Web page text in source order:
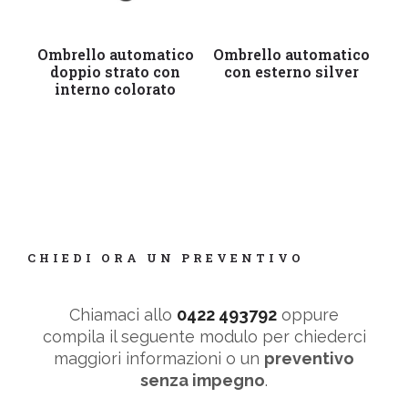
Leggi tutto
Ombrello automatico
doppio strato con
interno colorato
Leggi tutto
Ombrello automatico
con esterno silver
CHIEDI ORA UN PREVENTIVO
Chiamaci allo 0422 493792 oppure
compila il seguente modulo per chiederci
maggiori informazioni o un preventivo
senza impegno.